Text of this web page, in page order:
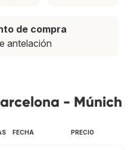
de compra
antelación
- Múnich
FECHA PRECIO